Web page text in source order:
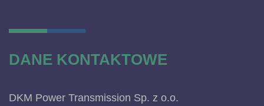
DANE KONTAKTOWE
DKM Power Transmission Sp. z o.o.